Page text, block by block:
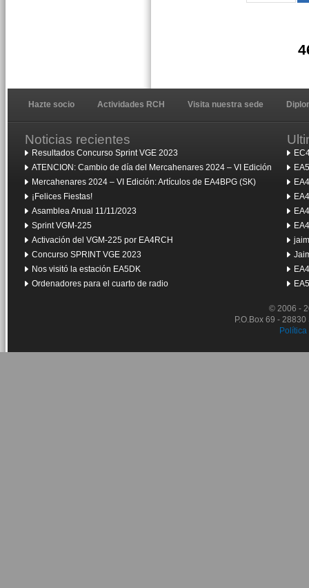
Hazte socio Actividades RCH Visita nuestra sede
Noticias recientes
Resultados Concurso Sprint VGE 2023
ATENCION: Cambio de día del Mercahenares 2024 – VI Edición
Mercahenares 2024 – VI Edición: Artículos de EA4BPG (SK)
¡Felices Fiestas!
Asamblea Anual 11/11/2023
Sprint VGM-225
Activación del VGM-225 por EA4RCH
Concurso SPRINT VGE 2023
Nos visitó la estación EA5DK
Ordenadores para el cuarto de radio
© 2006 -
P.O.Box 69 -